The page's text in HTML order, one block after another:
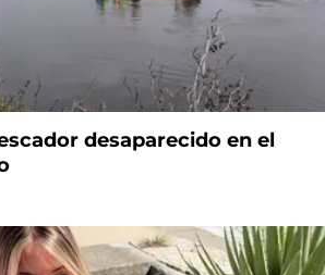
desaparecido en el